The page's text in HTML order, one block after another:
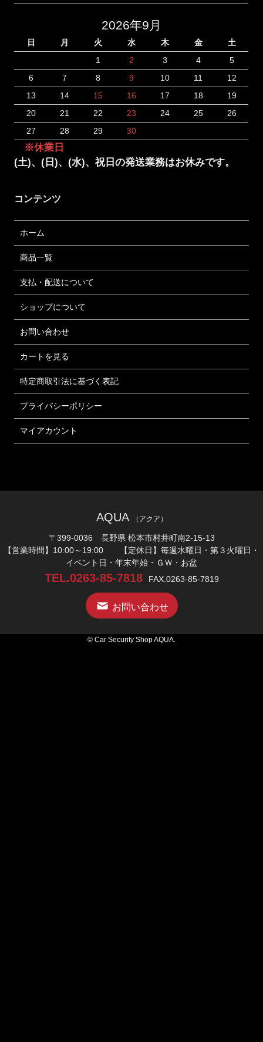
2026年9月
日 月 火 水 木 金
土
1
2 3 4
5
6
7 8 9 10 11
12
13
14 15 16 17 18
19
20
21 22 23 24 25
26
27
28 29 30
※休業日
(土)、(日)、(水)、祝日の発送業務はお休みです。
コンテンツ
ホーム
商品一覧
支払・配送について
ショップについて
お問い合わせ
カートを見る
特定商取引法に基づく表記
プライバシーポリシー
マイアカウント
AQUA （アクア）
〒399-0036 長野県 松本市村井町南2-15-13
【営業時間】10:00～19:00 【定休日】毎週水曜日・第３火曜日・
イベント日・年末年始・ＧＷ・お盆
TEL.0263-85-7818 FAX.0263-85-7819
お問い合わせ
© Car Security Shop AQUA.